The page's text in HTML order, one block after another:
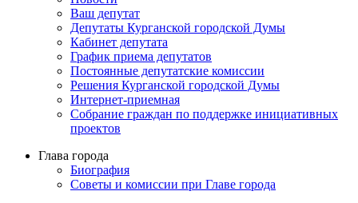
Ваш депутат
Депутаты Курганской городской Думы
Кабинет депутата
График приема депутатов
Постоянные депутатские комиссии
Решения Курганской городской Думы
Интернет-приемная
Собрание граждан по поддержке инициативных
проектов
Глава города
Биография
Советы и комиссии при Главе города